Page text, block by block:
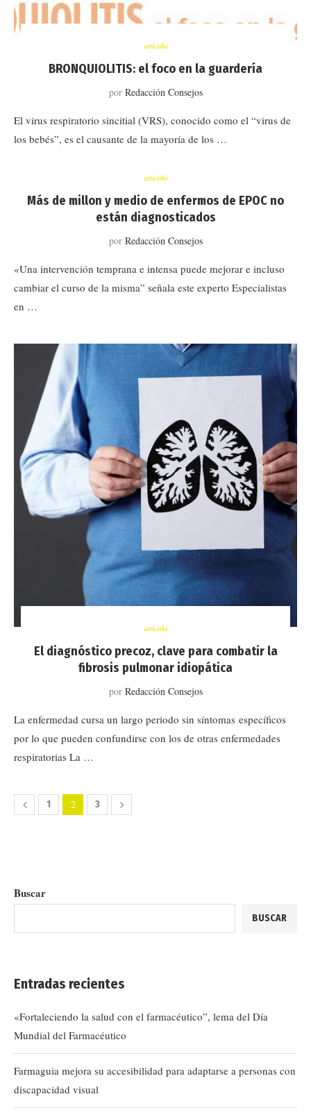
artículo
BRONQUIOLITIS: el foco en la guardería
por Redacción Consejos
El virus respiratorio sincitial (VRS), conocido como el “virus de
los bebés”, es el causante de la mayoría de los …
artículo
Más de millon y medio de enfermos de EPOC no
están diagnosticados
por Redacción Consejos
«Una intervención temprana e intensa puede mejorar e incluso
cambiar el curso de la misma” señala este experto Especialistas
en …
artículo
El diagnóstico precoz, clave para combatir la
fibrosis pulmonar idiopática
por Redacción Consejos
La enfermedad cursa un largo periodo sin síntomas específicos
por lo que pueden confundirse con los de otras enfermedades
respiratorias La …
1 2 3
Buscar
BUSCAR
Entradas recientes
«Fortaleciendo la salud con el farmacéutico”, lema del Día
Mundial del Farmacéutico
Farmaguia mejora su accesibilidad para adaptarse a personas con
discapacidad visual